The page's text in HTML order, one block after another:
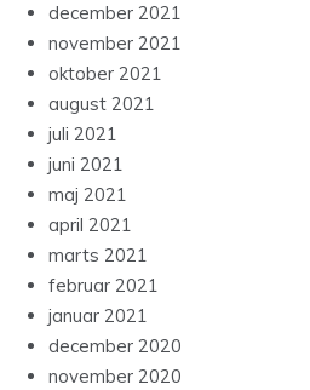
december 2021
november 2021
oktober 2021
august 2021
juli 2021
juni 2021
maj 2021
april 2021
marts 2021
februar 2021
januar 2021
december 2020
november 2020